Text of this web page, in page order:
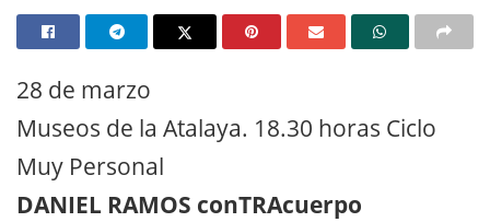
28 de marzo
Museos de la Atalaya. 18.30 horas Ciclo
Muy Personal
DANIEL RAMOS conTRAcuerpo